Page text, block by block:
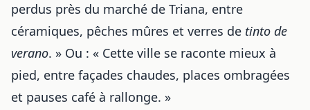
perdus près du marché de Triana, entre
céramiques, pêches mûres et verres de tinto de
verano. » Ou : « Cette ville se raconte mieux à
pied, entre façades chaudes, places ombragées
et pauses café à rallonge. »